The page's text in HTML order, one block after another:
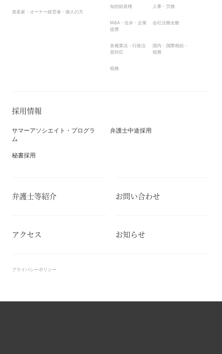
資産家・オーナー経営者・個人の方
知的財産権 人事・労務
M&A・合弁・企業
提携
会社法務全般
各種業法・行政法
規対応
国内・国際相続・
税務
税務
採用情報
サマーアソシエイト・プログラ
ム
弁護士中途採用
秘書採用
弁護士等紹介 お問い合わせ
アクセス お知らせ
プライバシーポリシー